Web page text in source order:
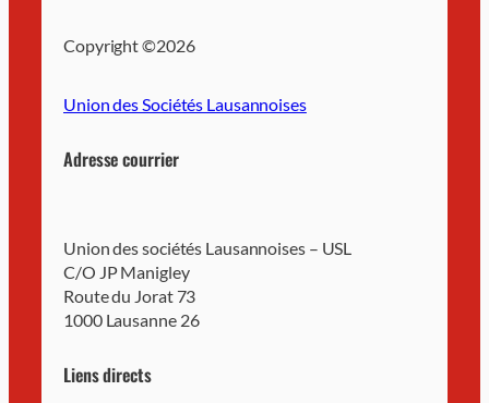
Copyright ©2026
Union des Sociétés Lausannoises
Adresse courrier
Union des sociétés Lausannoises – USL
C/O JP Manigley
Route du Jorat 73
1000 Lausanne 26
Liens directs